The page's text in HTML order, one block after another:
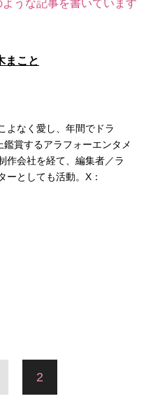
うな記事を書いています
まこと
よなく愛し、年間でドラ
賞するアラフォーエンタメ
作会社を経て、編集者／ラ
ーとしても活動。X：
2